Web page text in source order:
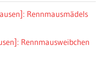
Rennmausmädels
Rennmausweibchen